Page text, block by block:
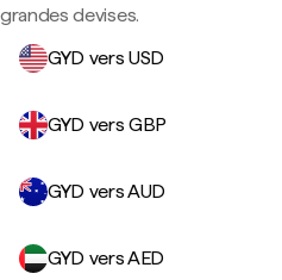
grandes devises.
GYD vers USD
GYD vers GBP
GYD vers AUD
GYD vers AED